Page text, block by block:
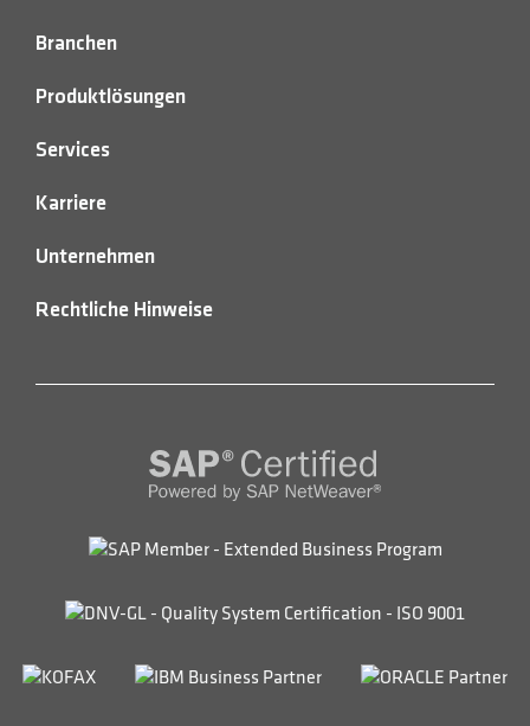
Branchen
Produktlösungen
Services
Karriere
Unternehmen
Rechtliche Hinweise